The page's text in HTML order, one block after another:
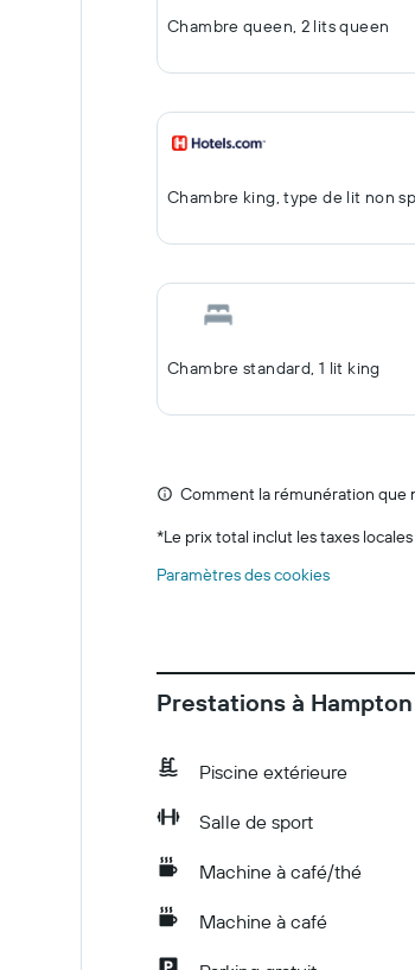
Chambre queen, 2 lits queen
Chambre king, type de lit non
Chambre standard, 1 lit king
Comment la rémunération que
*Le prix total inclut les taxes
Paramètres des cookies
Prestations à
Piscine extérieure
Salle de sport
Machine à café/thé
Machine à café